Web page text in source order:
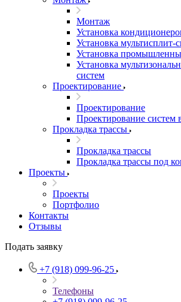
Монтаж
Установка
Установка мультисплит-
Установка
Установка
систем
Проектирование
Проектирование
Проектирование систем
Прокладка трассы
Прокладка трассы
Прокладка трассы под
Проекты
Проекты
Портфолио
Контакты
Отзывы
Подать заявку
+7 (918) 099-96-25
Телефоны